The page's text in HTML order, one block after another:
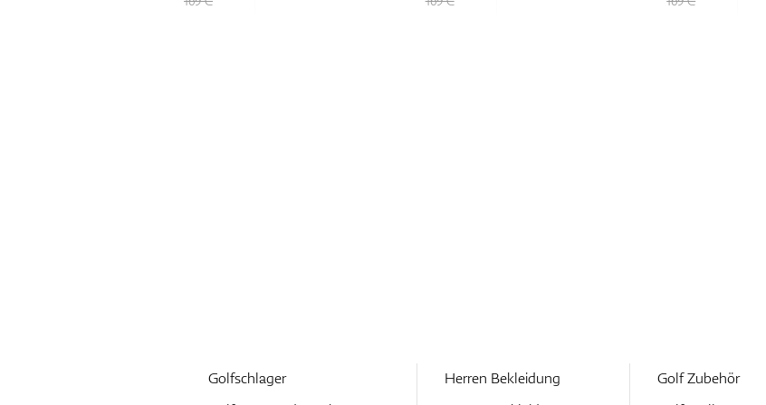
Golfschlager
Herren Bekleidung
Golf Zubehör